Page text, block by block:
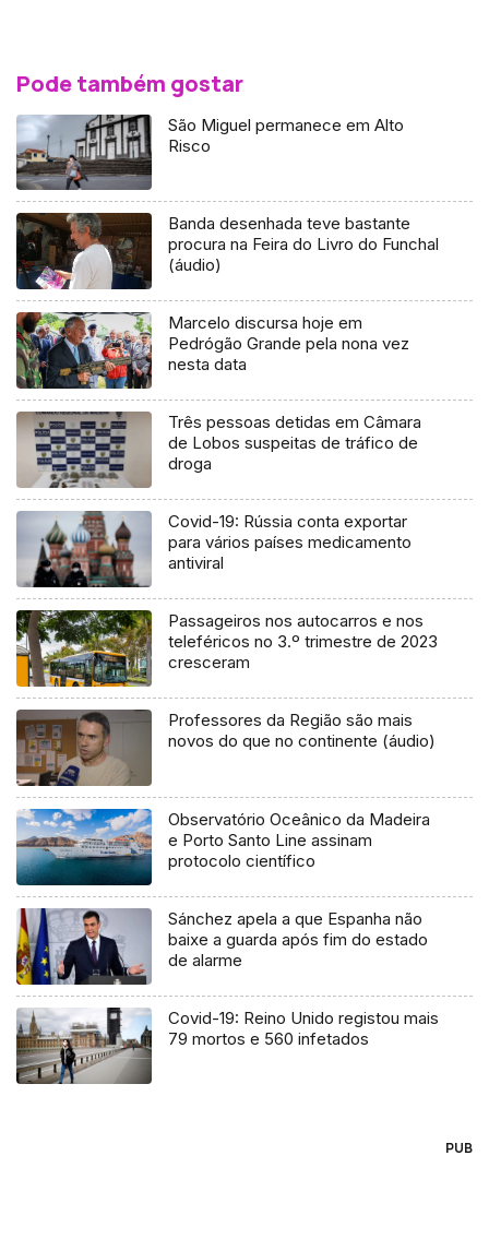
Pode também gostar
São Miguel permanece em Alto
Risco
Banda desenhada teve bastante
procura na Feira do Livro do Funchal
(áudio)
Marcelo discursa hoje em
Pedrógão Grande pela nona vez
nesta data
Três pessoas detidas em Câmara
de Lobos suspeitas de tráfico de
droga
Covid-19: Rússia conta exportar
para vários países medicamento
antiviral
Passageiros nos autocarros e nos
teleféricos no 3.º trimestre de 2023
cresceram
Professores da Região são mais
novos do que no continente (áudio)
Observatório Oceânico da Madeira
e Porto Santo Line assinam
protocolo científico
Sánchez apela a que Espanha não
baixe a guarda após fim do estado
de alarme
Covid-19: Reino Unido registou mais
79 mortos e 560 infetados
PUB